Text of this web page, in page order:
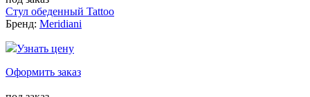
Стул обеденный Tattoo
Бренд: Meridiani
Узнать цену
Оформить заказ